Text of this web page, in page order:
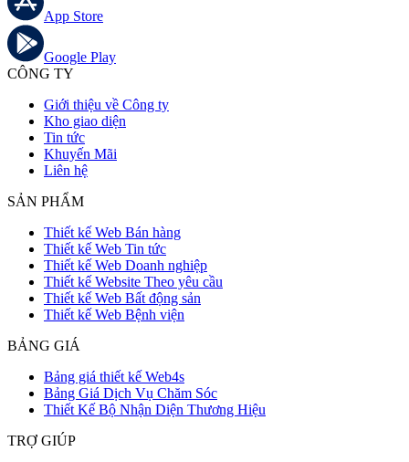
App Store
Google Play
CÔNG TY
Giới thiệu về Công ty
Kho giao diện
Tin tức
Khuyến Mãi
Liên hệ
SẢN PHẨM
Thiết kế Web Bán hàng
Thiết kế Web Tin tức
Thiết kế Web Doanh nghiệp
Thiết kế Website Theo yêu cầu
Thiết kế Web Bất động sản
Thiết kế Web Bệnh viện
BẢNG GIÁ
Bảng giá thiết kế Web4s
Bảng Giá Dịch Vụ Chăm Sóc
Thiết Kế Bộ Nhận Diện Thương Hiệu
TRỢ GIÚP